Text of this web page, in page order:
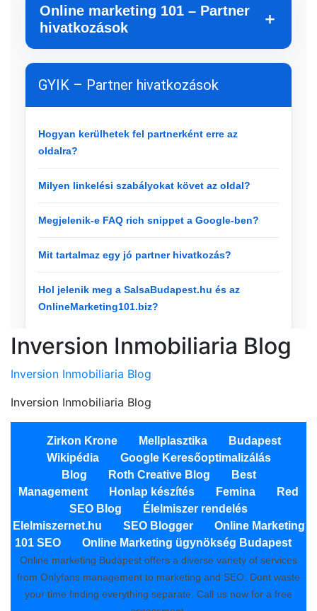
Inversion Inmobiliaria Blog
Inversion Inmobiliaria Blog
Inversion Inmobiliaria Blog